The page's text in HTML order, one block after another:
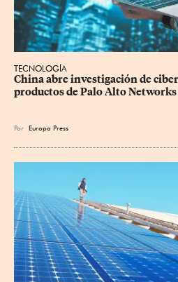
TECNOLOGÍA
China abre investigación de
productos de Palo Alto Networks
Por Europa Press